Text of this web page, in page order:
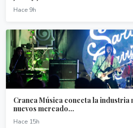
Hace 9h
Cranea Música conecta la industria
nuevos mercado...
Hace 15h